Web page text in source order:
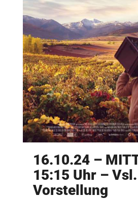
16.10.24 –
15:15 Uhr –
Vorstellung